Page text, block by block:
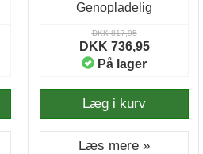
Genopladelig
DKK 817,95
DKK 736,95
På lager
Læg i kurv
Læs mere »